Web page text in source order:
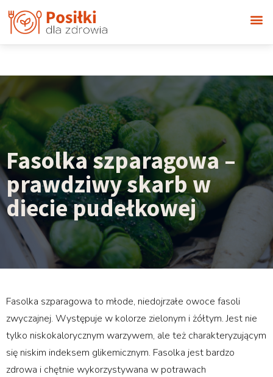
Fasolka szparagowa –
prawdziwy skarb w
diecie pudełkowej
Fasolka szparagowa to młode, niedojrzałe owoce fasoli
zwyczajnej. Występuje w kolorze zielonym i żółtym. Jest nie
tylko niskokalorycznym warzywem, ale też charakteryzującym
się niskim indeksem glikemicznym. Fasolka jest bardzo
zdrowa i chętnie wykorzystywana w potrawach